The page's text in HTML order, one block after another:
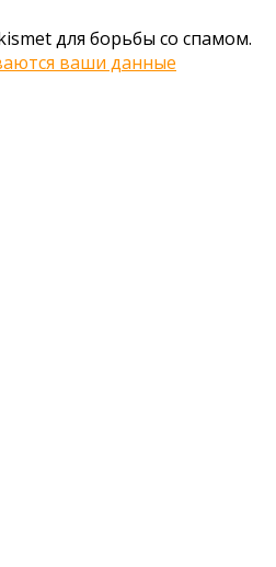
для борьбы со спамом.
ваши данные